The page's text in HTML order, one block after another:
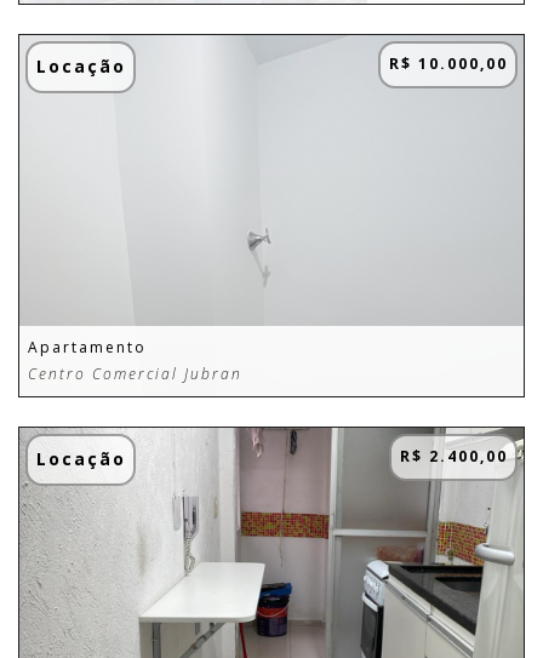
Locação R$ 10.000,00
Apartamento
Centro Comercial Jubran
Locação R$ 2.400,00